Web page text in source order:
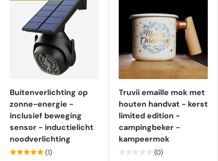
Buitenverlichting op
zonne-energie -
inclusief beweging
sensor - inductielicht
noodverlichting
(1)
Truvii emaille mok met
houten handvat - kerst
limited edition -
campingbeker -
kampeermok
(0)